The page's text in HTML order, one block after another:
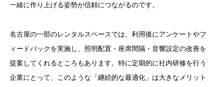
一緒に作り上げる姿勢が信頼につながるのです。
名古屋の一部のレンタルスペースでは、利用後にアンケートやフ
ィードバックを実施し、照明配置・座席間隔・音響設定の改善を
提案してくれるところもあります。特に定期的に社内研修を行う
企業にとって、このような「継続的な最適化」は大きなメリット